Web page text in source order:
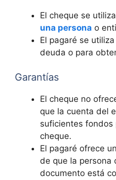
El cheque se
una persona o
El pagaré se
deuda o para
Garantías
El cheque no
que la cuenta del
suficientes fondos
cheque.
El pagaré ofrece
de que la persona
documento está